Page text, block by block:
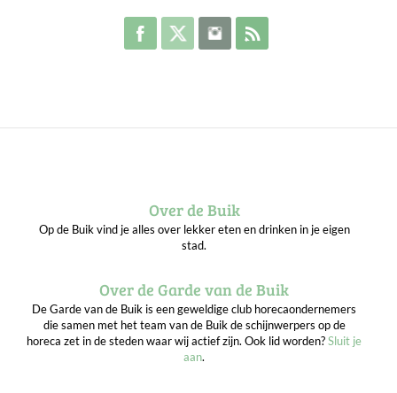
Volg de Buik op Facebook
Volg de Buik op Twitter
Volg de Buik op Instagram
Over de Buik
Op de Buik vind je alles over lekker eten en drinken in je eigen
stad.
Over de Garde van de Buik
De Garde van de Buik is een geweldige club horecaondernemers
die samen met het team van de Buik de schijnwerpers op de
horeca zet in de steden waar wij actief zijn. Ook lid worden?Sluit je
aan.